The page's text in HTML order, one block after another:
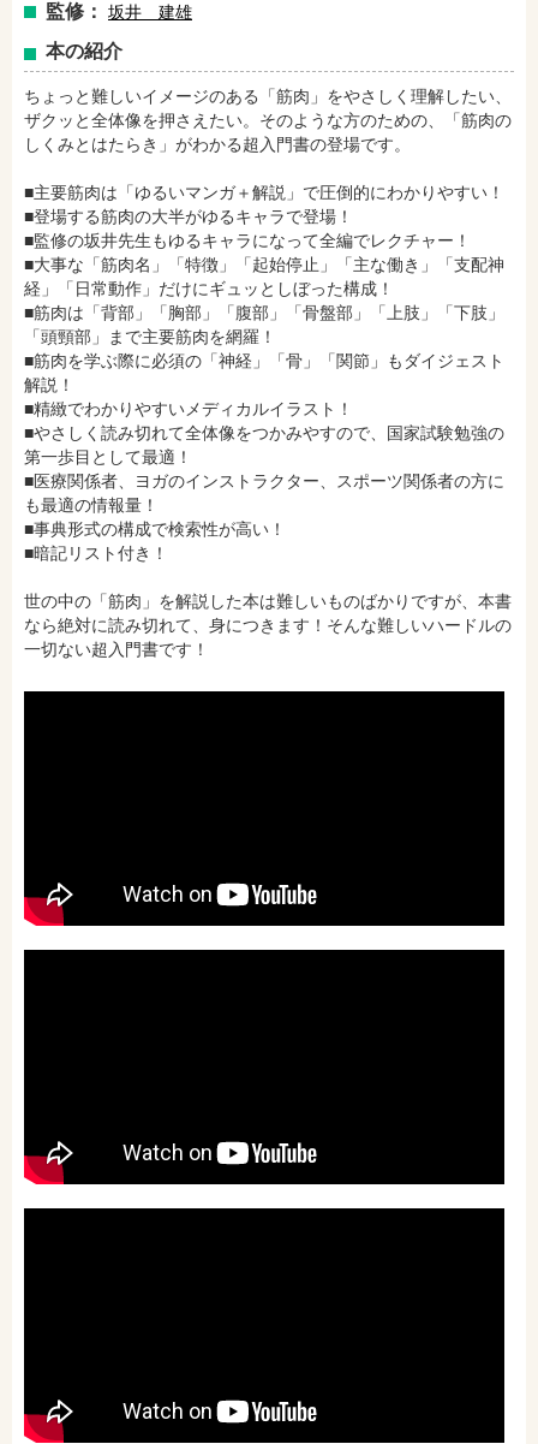
監修： 坂井 建雄
本の紹介
ちょっと難しいイメージのある「筋肉」をやさしく理解したい、
ザクッと全体像を押さえたい。そのような方のための、「筋肉の
しくみとはたらき」がわかる超入門書の登場です。
■主要筋肉は「ゆるいマンガ＋解説」で圧倒的にわかりやすい！
■登場する筋肉の大半がゆるキャラで登場！
■監修の坂井先生もゆるキャラになって全編でレクチャー！
■大事な「筋肉名」「特徴」「起始停止」「主な働き」「支配神
経」「日常動作」だけにギュッとしぼった構成！
■筋肉は「背部」「胸部」「腹部」「骨盤部」「上肢」「下肢」
「頭頸部」まで主要筋肉を網羅！
■筋肉を学ぶ際に必須の「神経」「骨」「関節」もダイジェスト
解説！
■精緻でわかりやすいメディカルイラスト！
■やさしく読み切れて全体像をつかみやすので、国家試験勉強の
第一歩目として最適！
■医療関係者、ヨガのインストラクター、スポーツ関係者の方に
も最適の情報量！
■事典形式の構成で検索性が高い！
■暗記リスト付き！
世の中の「筋肉」を解説した本は難しいものばかりですが、本書
なら絶対に読み切れて、身につきます！そんな難しいハードルの
一切ない超入門書です！